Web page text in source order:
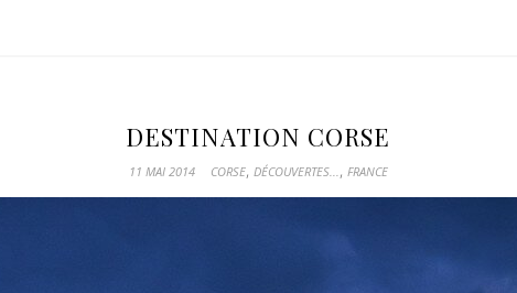
DESTINATION CORSE
11 MAI 2014 CORSE, DÉCOUVERTES..., FRANCE